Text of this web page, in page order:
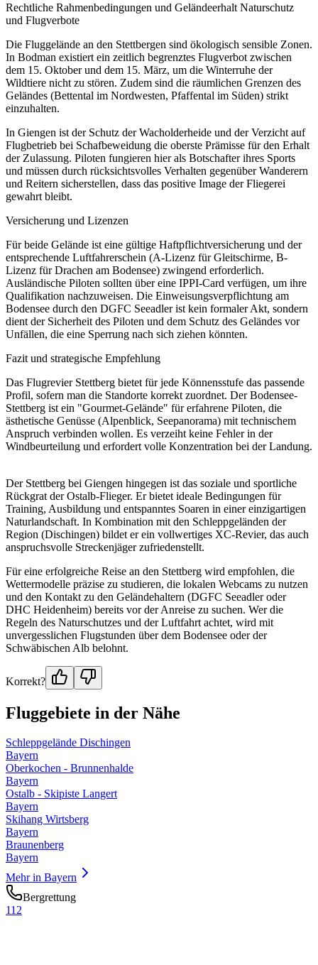
Rechtliche Rahmenbedingungen und Geländeerhalt Naturschutz
und Flugverbote
Die Fluggelände an den Stettbergen sind ökologisch sensible Zonen.
In Bodman existiert ein zeitlich begrenztes Flugverbot zwischen
dem 15. Oktober und dem 15. März, um die Winterruhe der
Wildtiere nicht zu stören. Zudem sind die räumlichen Grenzen des
Geländes (Bettental im Nordwesten, Pfaffental im Süden) strikt
einzuhalten.
In Giengen ist der Schutz der Wacholderheide und der Verzicht auf
Flugbetrieb bei Schafbeweidung die oberste Prämisse für den Erhalt
der Zulassung. Piloten fungieren hier als Botschafter ihres Sports
und müssen durch rücksichtsvolles Verhalten gegenüber Wanderern
und Reitern sicherstellen, dass das positive Image der Fliegerei
gewahrt bleibt.
Versicherung und Lizenzen
Für beide Gelände ist eine gültige Haftpflichtversicherung und der
entsprechende Luftfahrerschein (A-Lizenz für Gleitschirme, B-
Lizenz für Drachen am Bodensee) zwingend erforderlich.
Ausländische Piloten sollten über eine IPPI-Card verfügen, um ihre
Qualifikation nachzuweisen. Die Einweisungsverpflichtung am
Bodensee durch den DGFC Seeadler ist kein formaler Akt, sondern
dient der Sicherheit des Piloten und dem Schutz des Geländes vor
Unfällen, die eine Sperrung nach sich ziehen könnten.
Fazit und strategische Empfehlung
Das Flugrevier Stettberg bietet für jede Könnensstufe das passende
Profil, sofern man die Standorte korrekt zuordnet. Der Bodensee-
Stettberg ist ein "Gourmet-Gelände" für erfahrene Piloten, die
ästhetische Genüsse (Alpenblick, Seepanorama) mit technischem
Anspruch verbinden wollen. Es verzeiht keine Fehler in der
Windbeurteilung und erfordert volle Konzentration bei der Landung.
Der Stettberg bei Giengen hingegen ist das soziale und sportliche
Rückgrat der Ostalb-Flieger. Er bietet ideale Bedingungen für
Training, Ausbildung und entspanntes Soaren in einer einzigartigen
Naturlandschaft. In Kombination mit den Schleppgeländen der
Region (Dischingen) bildet er ein vollwertiges XC-Revier, das auch
anspruchsvolle Streckenjäger zufriedenstellt.
Für eine erfolgreiche Reise an den Stettberg wird empfohlen, die
Wettermodelle präzise zu studieren, die lokalen Webcams zu nutzen
und den Kontakt zu den Geländehaltern (DGFC Seeadler oder
DHC Heidenheim) bereits vor der Anreise zu suchen. Wer die
Regeln des Naturschutzes und der Luftfahrt achtet, wird mit
unvergesslichen Flugstunden über dem Bodensee oder der
Schwäbischen Alb belohnt.
Korrekt?
Fluggebiete in der Nähe
Schleppgelände Dischingen
Bayern
Oberkochen - Brunnenhalde
Bayern
Ostalb - Skipiste Langert
Bayern
Skihang Wirtsberg
Bayern
Braunenberg
Bayern
Mehr in Bayern
Bergrettung
112